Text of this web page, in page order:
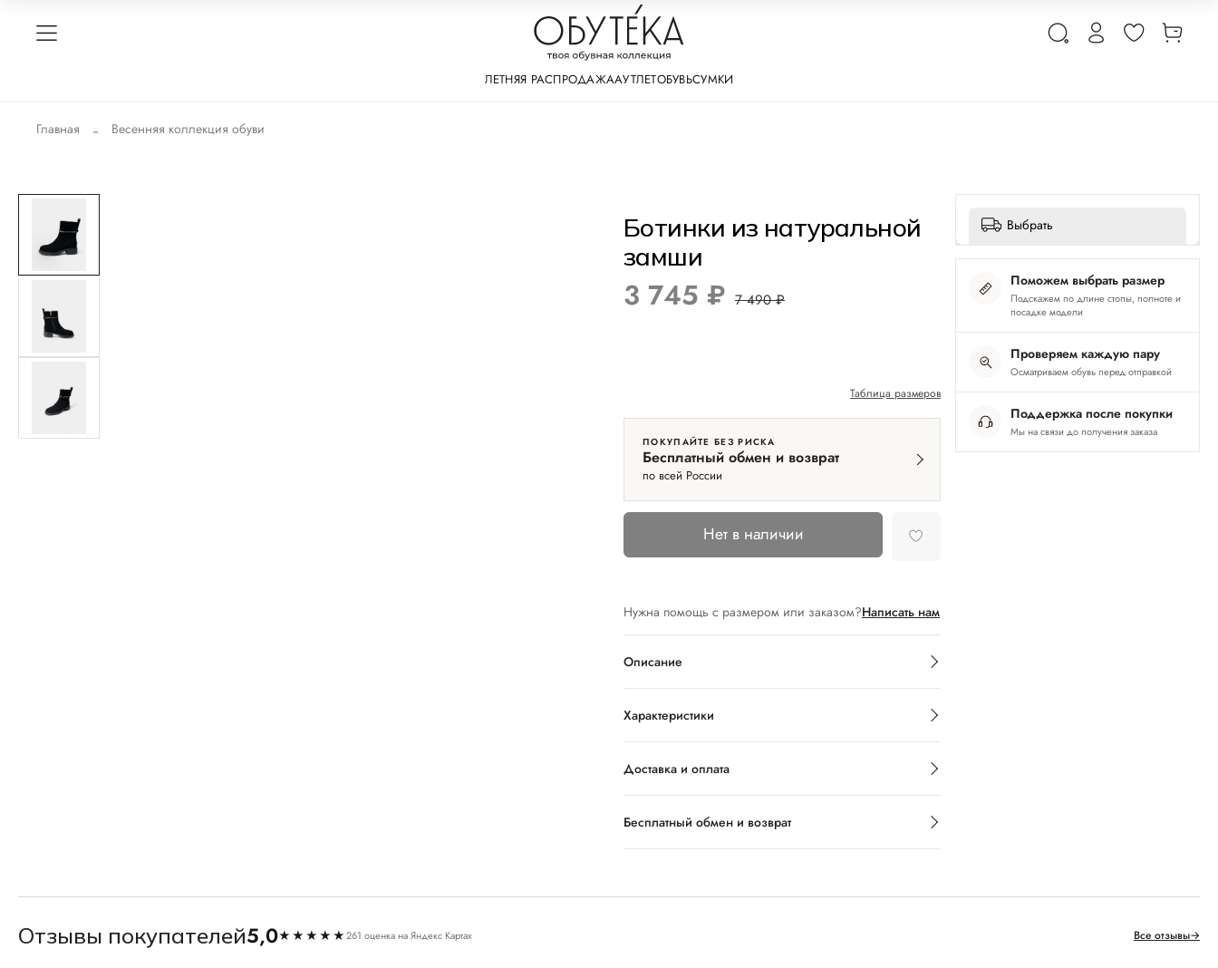
ЛЕТНЯЯ РАСПРОДАЖААУТЛЕТОБУВЬСУМКИ
Главная Весенняя коллекция обуви
Ботинки из натуральной
замши
3 745 ₽ 7 490 ₽
Таблица размеров
ПОКУПАЙТЕ БЕЗ РИСКА
Бесплатный обмен и возврат
по всей России
Нет в наличии
Нужна помощь с размером или заказом?Написать нам
Описание
Характеристики
Доставка и оплата
Бесплатный обмен и возврат
Выбрать
Поможем выбрать размер
Подскажем по длине стопы, полноте и
посадке модели
Проверяем каждую пару
Осматриваем обувь перед отправкой
Поддержка после покупки
Мы на связи до получения заказа
Отзывы покупателей5,0★★★★★261 оценка на Яндекс Картах Все отзывы→